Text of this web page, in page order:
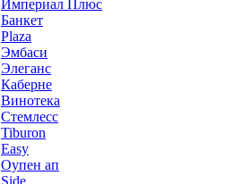
Империал Плюс
Банкет
Plaza
Эмбаси
Элеганс
Каберне
Винотека
Стемлесс
Tiburon
Easy
Оупен ап
Side